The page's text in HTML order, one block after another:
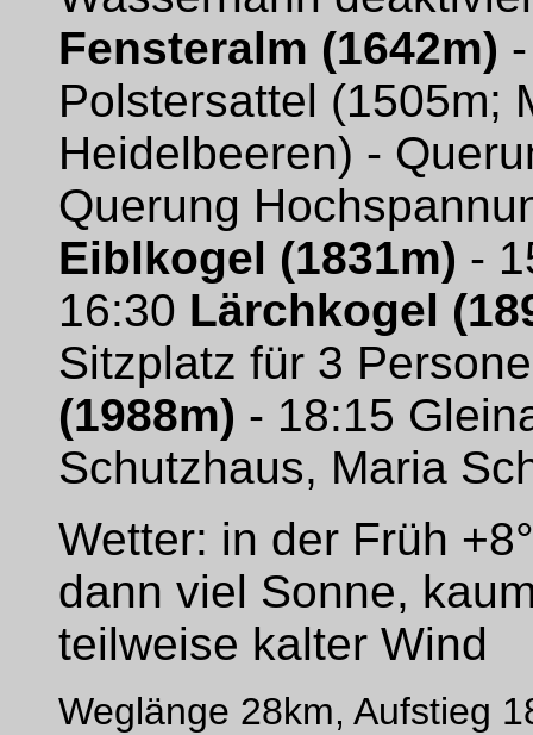
Fensteralm (1642m)
Polstersattel (1505m;
Heidelbeeren) -
Querung
Eiblkogel (1831m) -
16:30 Lärchkogel
Sitzplatz für 3
(1988m) - 18:15
Schutzhaus, Maria
Wetter: in der Früh
dann viel Sonne,
teilweise kalter Wind
Weglänge 28km, Aufstieg